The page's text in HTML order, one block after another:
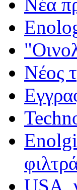
Νέα
Νέος